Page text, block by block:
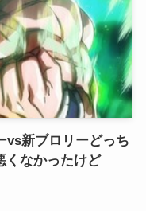
vs新ブロリーどっち
くなかったけど